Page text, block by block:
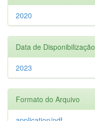
2020
Data de Disponibilização
2023
Formato do Arquivo